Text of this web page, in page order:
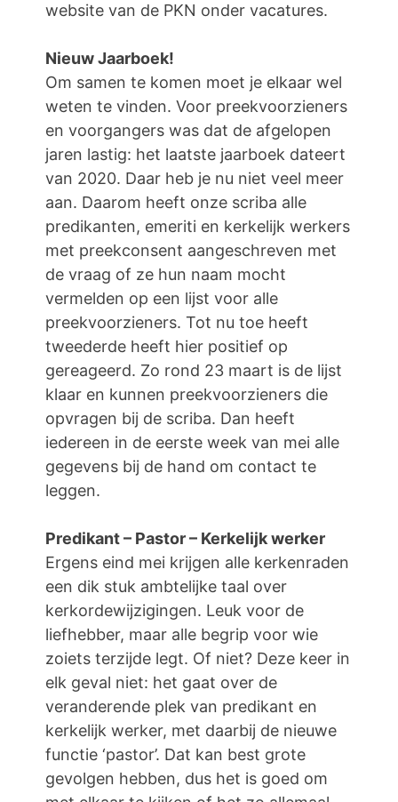
website van de PKN onder vacatures.
Nieuw Jaarboek!
Om samen te komen moet je elkaar wel
weten te vinden. Voor preekvoorzieners
en voorgangers was dat de afgelopen
jaren lastig: het laatste jaarboek dateert
van 2020. Daar heb je nu niet veel meer
aan. Daarom heeft onze scriba alle
predikanten, emeriti en kerkelijk werkers
met preekconsent aangeschreven met
de vraag of ze hun naam mocht
vermelden op een lijst voor alle
preekvoorzieners. Tot nu toe heeft
tweederde heeft hier positief op
gereageerd. Zo rond 23 maart is de lijst
klaar en kunnen preekvoorzieners die
opvragen bij de scriba. Dan heeft
iedereen in de eerste week van mei alle
gegevens bij de hand om contact te
leggen.
Predikant – Pastor – Kerkelijk werker
Ergens eind mei krijgen alle kerkenraden
een dik stuk ambtelijke taal over
kerkordewijzigingen. Leuk voor de
liefhebber, maar alle begrip voor wie
zoiets terzijde legt. Of niet? Deze keer in
elk geval niet: het gaat over de
veranderende plek van predikant en
kerkelijk werker, met daarbij de nieuwe
functie ‘pastor’. Dat kan best grote
gevolgen hebben, dus het is goed om